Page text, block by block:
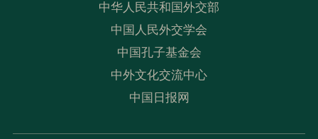
中华人民共和国外交部
中国人民外交学会
中国孔子基金会
中外文化交流中心
中国日报网